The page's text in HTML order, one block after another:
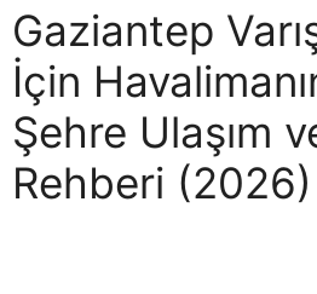
Göbeklitepe’ye
biletiniz.com’dan en
uygun uçak biletini
Gaziantep
İçin
Şehre Ulaşım
Rehberi (2026)